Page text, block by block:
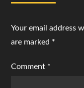
Your email address
are marked *
Comment *